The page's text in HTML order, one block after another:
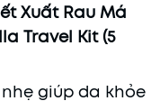
Xuất Rau Má
Travel Kit (5
giúp da khỏe